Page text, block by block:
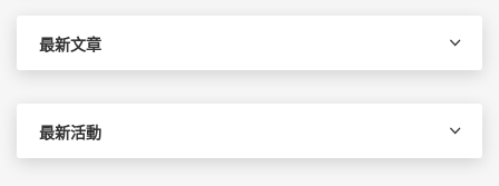
最新文章
最新活動